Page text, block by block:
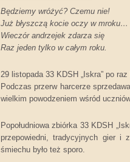
Będziemy wróżyć? Czemu nie!
Już błyszczą kocie oczy w mroku…
Wieczór andrzejek zdarza się
Raz jeden tylko w całym roku.
29 listopada 33 KDSH „Iskra” po
Podczas przerw harcerze
wielkim powodzeniem wśród
Popołudniowa zbiórka 33 KDSH
przepowiedni, tradycyjnych gier i
śmiechu było też sporo.